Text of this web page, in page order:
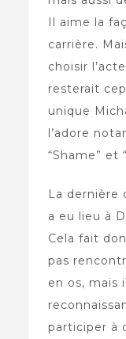
Il aime la
carrière.
choisir
resterait
unique
l’adore
“Shame” et
La dernière
a eu lieu à
Cela fait
pas
en os, mais
participer à